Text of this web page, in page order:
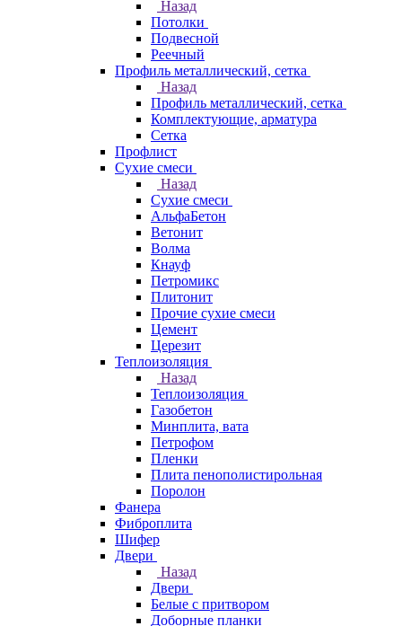
Назад
Потолки
Подвесной
Реечный
Профиль металлический, сетка
Назад
Профиль металлический, сетка
Комплектующие, арматура
Сетка
Профлист
Сухие смеси
Назад
Сухие смеси
АльфаБетон
Ветонит
Волма
Кнауф
Петромикс
Плитонит
Прочие сухие смеси
Цемент
Церезит
Теплоизоляция
Назад
Теплоизоляция
Газобетон
Минплита, вата
Петрофом
Пленки
Плита пенополистирольная
Поролон
Фанера
Фиброплита
Шифер
Двери
Назад
Двери
Белые с притвором
Доборные планки